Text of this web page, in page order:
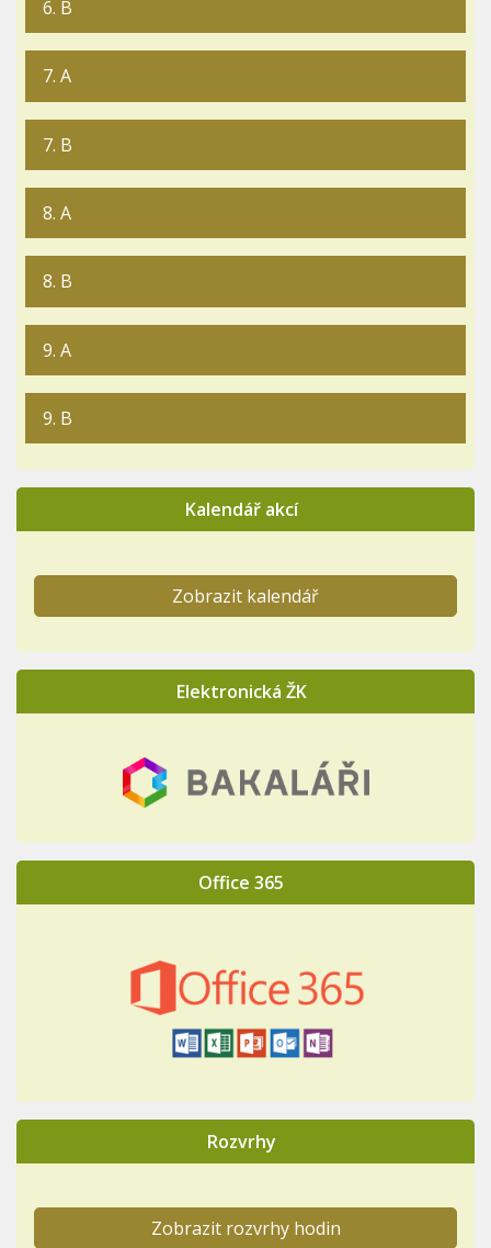
6. B
7. A
7. B
8. A
8. B
9. A
9. B
Kalendář akcí
Zobrazit kalendář
Elektronická ŽK
Office 365
Rozvrhy
Zobrazit rozvrhy hodin